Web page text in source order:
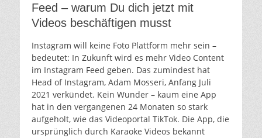
Feed – warum Du dich jetzt mit
Videos beschäftigen musst
Instagram will keine Foto Plattform mehr sein –
bedeutet: In Zukunft wird es mehr Video Content
im Instagram Feed geben. Das zumindest hat
Head of Instagram, Adam Mosseri, Anfang Juli
2021 verkündet. Kein Wunder – kaum eine App
hat in den vergangenen 24 Monaten so stark
aufgeholt, wie das Videoportal TikTok. Die App, die
ursprünglich durch Karaoke Videos bekannt